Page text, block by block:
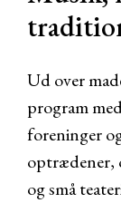
Ud over
program
foreninger
optrædener,
og små